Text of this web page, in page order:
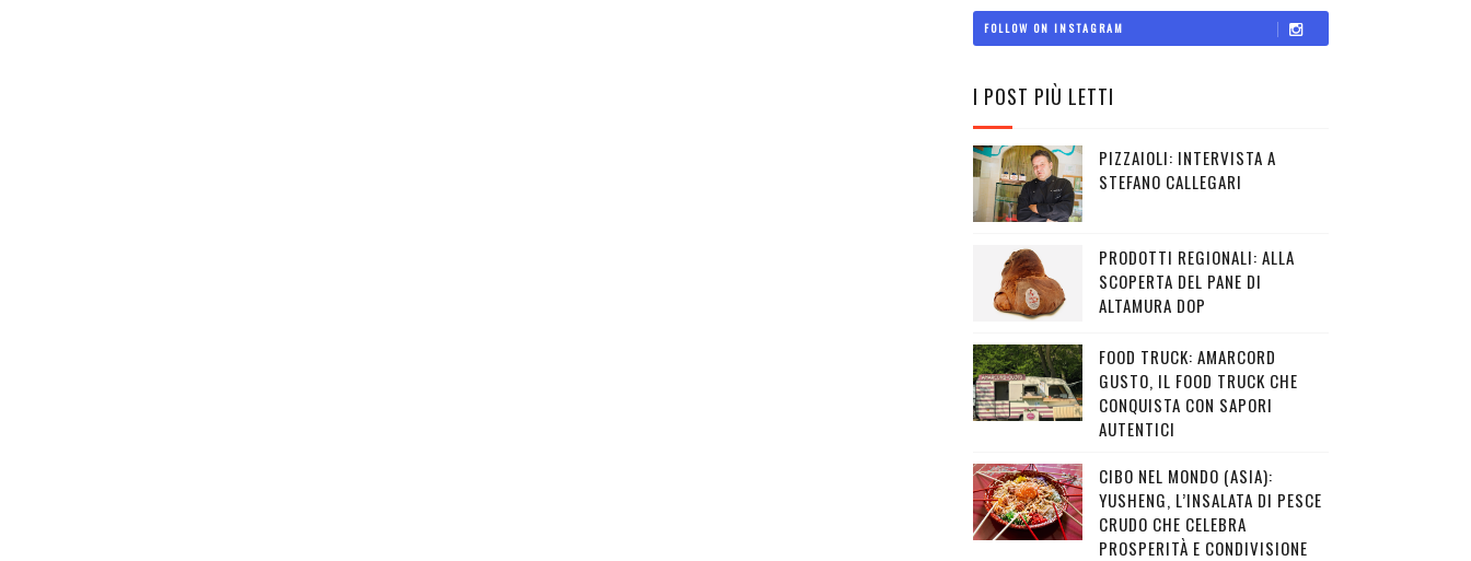
FOLLOW ON INSTAGRAM
I POST PIÙ LETTI
PIZZAIOLI: INTERVISTA A
STEFANO CALLEGARI
PRODOTTI REGIONALI: ALLA
SCOPERTA DEL PANE DI
ALTAMURA DOP
FOOD TRUCK: AMARCORD
GUSTO, IL FOOD TRUCK CHE
CONQUISTA CON SAPORI
AUTENTICI
CIBO NEL MONDO (ASIA):
YUSHENG, L’INSALATA DI PESCE
CRUDO CHE CELEBRA
PROSPERITÀ E CONDIVISIONE